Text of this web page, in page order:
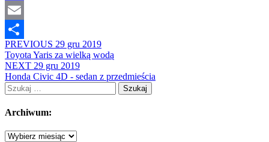
Mastodon
Email
Share
PREVIOUS 29 gru 2019
Toyota Yaris za wielką wodą
NEXT 29 gru 2019
Honda Civic 4D - sedan z przedmieścia
Szukaj:
Archiwum:
Archiwum: